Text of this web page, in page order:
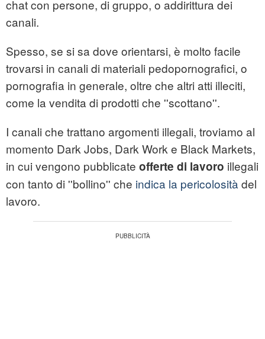
chat con persone, di gruppo, o addirittura dei
canali.
Spesso, se si sa dove orientarsi, è molto facile
trovarsi in canali di materiali pedopornografici, o
pornografia in generale, oltre che altri atti illeciti,
come la vendita di prodotti che ''scottano''.
I canali che trattano argomenti illegali, troviamo al
momento Dark Jobs, Dark Work e Black Markets,
in cui vengono pubblicate offerte di lavoro illegali
con tanto di ''bollino'' che indica la pericolosità del
lavoro.